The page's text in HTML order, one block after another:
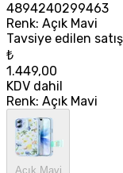
4894240299463
Renk: Açık Mavi
Tavsiye edilen
₺
1.449,00
KDV dahil
Renk: Açık Mavi
Açık Mavi